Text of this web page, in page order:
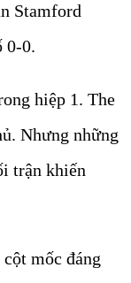
Stamford
0-0.
hiệp 1. The
Nhưng những
trận khiến
mốc đáng